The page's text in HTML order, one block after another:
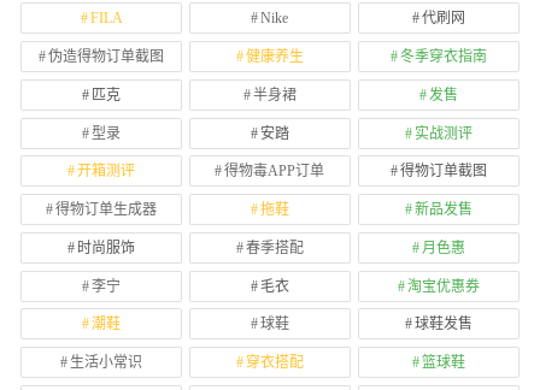
FILA Nike 代刷网
伪造得物订单截图 健康养生 冬季穿衣指南
匹克 半身裙 发售
型录 安踏 实战测评
开箱测评 得物毒APP订单 得物订单截图
得物订单生成器 拖鞋 新品发售
时尚服饰 春季搭配 月色惠
李宁 毛衣 淘宝优惠券
潮鞋 球鞋 球鞋发售
生活小常识 穿衣搭配 篮球鞋